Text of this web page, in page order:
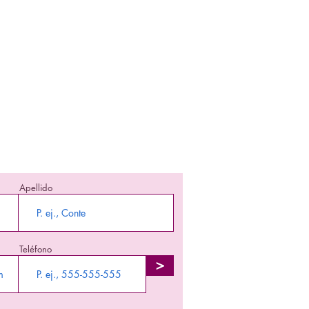
Apellido
Teléfono
>